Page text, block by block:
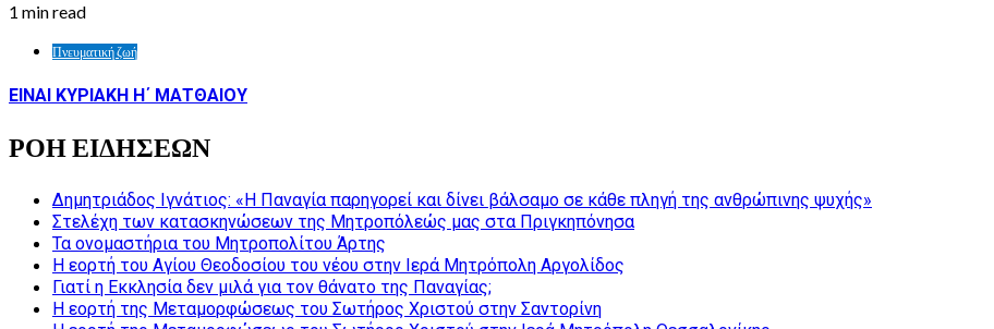
1 min read
Πνευματική ζωή
ΕΙΝΑΙ ΚΥΡΙΑΚΗ Η΄ ΜΑΤΘΑΙΟΥ
ΡΟΗ ΕΙΔΗΣΕΩΝ
Δημητριάδος Ιγνάτιος: «Η Παναγία παρηγορεί και δίνει βάλσαμο σε κάθε πληγή της ανθρώπινης ψυχής»
Στελέχη των κατασκηνώσεων της Μητροπόλεώς μας στα Πριγκηπόνησα
Τα ονομαστήρια του Μητροπολίτου Άρτης
Η εορτή του Αγίου Θεοδοσίου του νέου στην Ιερά Μητρόπολη Αργολίδος
Γιατί η Εκκλησία δεν μιλά για τον θάνατο της Παναγίας;
Η εορτή της Μεταμορφώσεως του Σωτήρος Χριστού στην Σαντορίνη